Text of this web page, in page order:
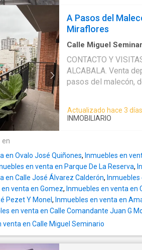
estacionamientos) 1
24/7
A Pasos del
Miraflores
Calle Miguel
CONTACTO Y VISITAS >>> 9 4 9
ALCABALA. Venta
pasos del malecón,
estacionamiento de
Dormitorio principal
dormitorios
para las 2 habitaciones *Incluye 1 cochera y 1 deposito.
$316,200 (NO PAGA ALCABALA)
6 1----
Actualizado hace 3 días
INMOBILIARIO
en
en Ovalo José Quiñones, Inmuebles en
en venta en Parque De La Reserva,
en Calle José Álvarez Calderón, Inmuebles
en venta en Gomez, Inmuebles en venta en
Pezet Y Monel , Inmuebles en venta en
en venta en Calle Comandante Juan G
venta en Calle Miguel Seminario